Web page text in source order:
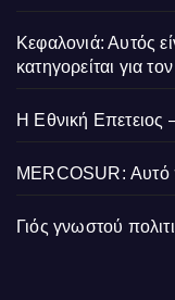
Κεφαλονιά: Αυτός
κατηγορείται για
Η Εθνική Επετειος
MERCOSUR: Αυτό
Γιός γνωστού